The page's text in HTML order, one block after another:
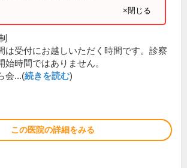
×閉じる
は受付にお越しいただく時間です。診察
始時間ではありません。
会...(続きを読む)
この医院の詳細をみる